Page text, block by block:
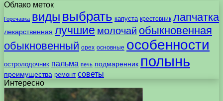
Облако меток
Горечавка виды выбрать капуста крестовник лапчатка
лекарственная лучшие молочай обыкновенная
обыкновенный орех основные особенности
остролодочник пальма печь подмаренник полынь
преимущества ремонт советы
Интересно